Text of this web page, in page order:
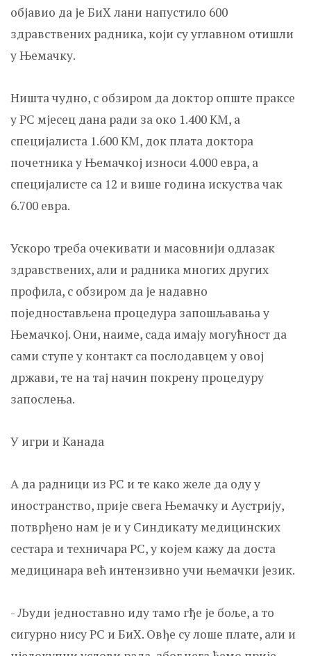
објавио да је БиХ лани напустило 600
здравствених радника, који су углавном отишли
у Њемачку.
Ништа чудно, с обзиром да доктор опште праксе
у РС мјесец дана ради за око 1.400 КМ, а
специјалиста 1.600 КМ, док плата доктора
почетника у Њемачкој износи 4.000 евра, а
специјалисте са 12 и више година искуства чак
6.700 евра.
Ускоро треба очекивати и масовнији одлазак
здравствених, али и радника многих других
профила, с обзиром да је надавно
поједностављена процедура запошљавања у
Њемачкој. Они, наиме, сада имају могућност да
сами ступе у контакт са послодавцем у овој
држави, те на тај начин покрену процедуру
запослења.
У игри и Канада
А да радници из РС и те како желе да оду у
иностранство, прије свега Њемачку и Аустрију,
потврђено нам је и у Синдикату медицинских
сестара и техничара РС, у којем кажу да доста
медицинара већ интензивно учи њемачки језик.
- Људи једноставно иду тамо гђе је боље, а то
сигурно нису РС и БиХ. Овђе су лоше плате, али и